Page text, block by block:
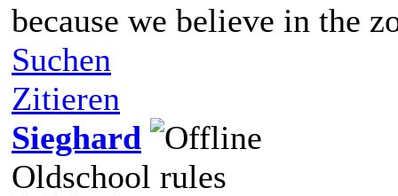
because we believe in the
Suchen
Zitieren
Sieghard
Oldschool rules